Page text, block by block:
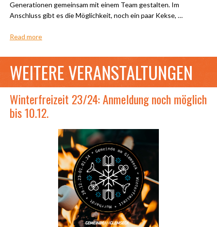
Generationen gemeinsam mit einem Team gestalten. Im
Anschluss gibt es die Möglichkeit, noch ein paar Kekse, …
Read more
WEITERE VERANSTALTUNGEN
Winterfreizeit 23/24: Anmeldung noch möglich
bis 10.12.